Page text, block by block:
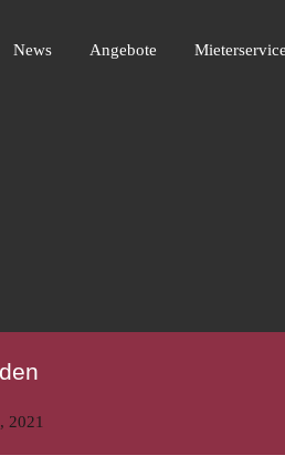
Angebote
News Angebote Mieterservice
2021